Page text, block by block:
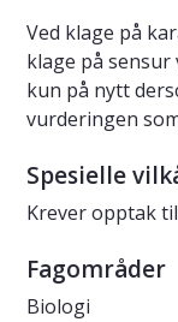
Ved klage på
klage på
kun på nytt
vurderingen
Spesielle
Krever opptak
Fagområder
Biologi